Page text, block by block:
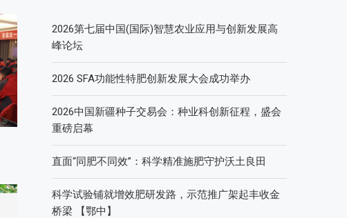
2026第七届中国(国际)智慧农业应用与创新发展高
峰论坛
2026 SFA功能性特肥创新发展大会成功举办
2026中国新疆种子交易会：种业科创新征程，盛会
重磅启幕
直面“同肥不同效”：科学精准施肥守护沃土良田
科学试验铺就增效肥研发路，示范推广架起丰收金
桥梁 【鄂中】